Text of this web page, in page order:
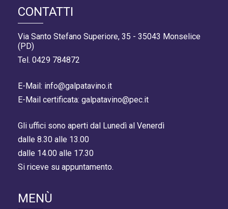
CONTATTI
Via Santo Stefano Superiore, 35 - 35043 Monselice
(PD)
Tel. 0429 784872
E-Mail: info@galpatavino.it
E-Mail certificata: galpatavino@pec.it
Gli uffici sono aperti dal Lunedì al Venerdì
dalle 8.30 alle 13.00
dalle 14.00 alle 17.30
Si riceve su appuntamento.
MENÙ